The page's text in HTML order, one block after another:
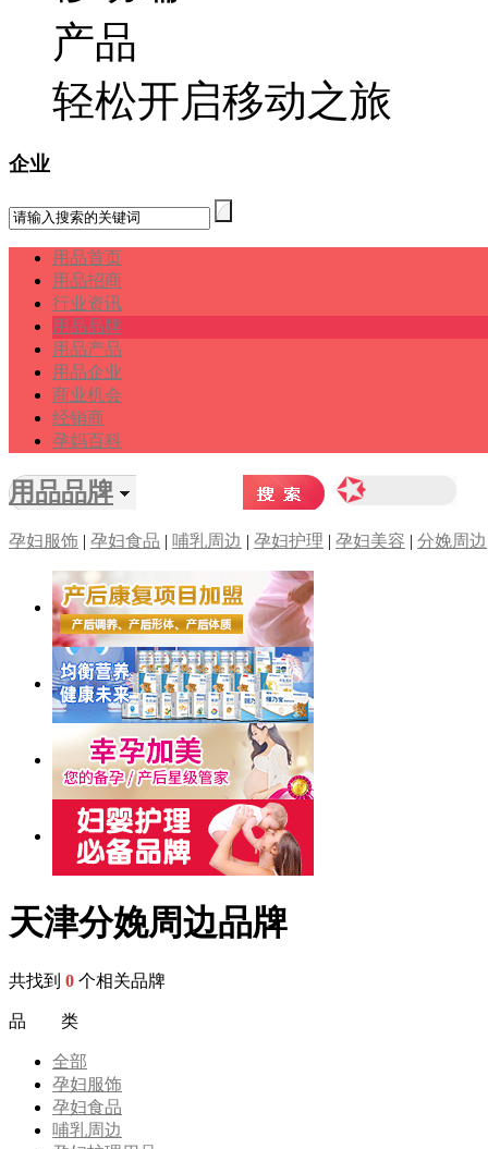
轻松开启移动之旅
企业
用品首页
用品招商
行业资讯
用品品牌
用品产品
用品企业
商业机会
经销商
孕妈百科
用品品牌
孕妇服饰 | 孕妇食品 | 哺乳周边 | 孕妇护理 | 孕妇美容 | 分娩周边
天津分娩周边品牌
共找到 0 个相关品牌
品 类
全部
孕妇服饰
孕妇食品
哺乳周边